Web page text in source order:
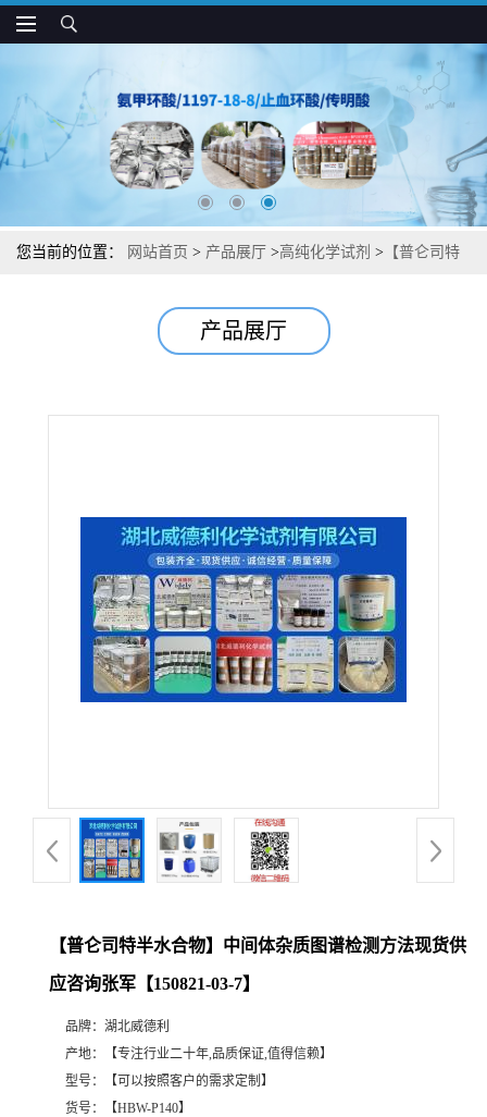
您当前的位置： 网站首页 > 产品展厅 >高纯化学试剂 > 【普仑司特
产品展厅
【普仑司特半水合物】中间体杂质图谱检测方法现货供
应咨询张军【150821-03-7】
品牌： 湖北威德利
产地：
【专注行业二十年,品质保证,值得信赖】
型号：
【可以按照客户的需求定制】
货号：
【HBW-P140】